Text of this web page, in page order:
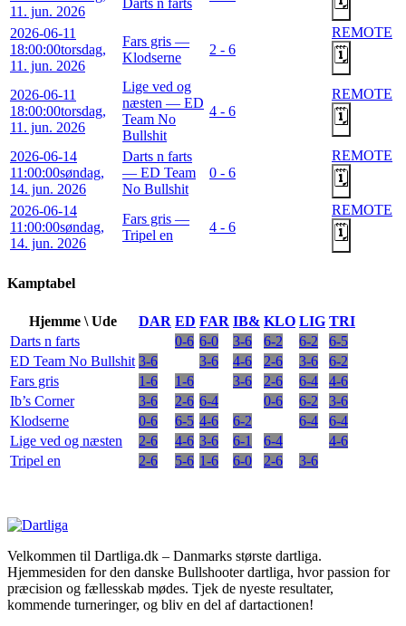
11. jun. 2026
Darts n farts
2026-06-11
18:00:00torsdag,
11. jun. 2026
Fars gris —
Klodserne
2 - 6
REMOTE
🗓️
2026-06-11
18:00:00torsdag,
11. jun. 2026
Lige ved og
næsten — ED
Team No
Bullshit
4 - 6
REMOTE
🗓️
2026-06-14
11:00:00søndag,
14. jun. 2026
Darts n farts
— ED Team
No Bullshit
0 - 6
REMOTE
🗓️
2026-06-14
11:00:00søndag,
14. jun. 2026
Fars gris —
Tripel en
4 - 6
REMOTE
🗓️
Kamptabel
Hjemme \ Ude DAR ED FAR IB& KLO LIG TRI
Darts n farts
0-6 6-0 3-6 6-2 6-2
6-5
ED Team No Bullshit 3-6 3-6 4-6 2-6 3-6
6-2
Fars gris
1-6 1-6 3-6 2-6 6-4
4-6
Ib’s Corner
3-6 2-6 6-4 0-6 6-2
3-6
Klodserne
0-6 6-5 4-6 6-2 6-4
6-4
Lige ved og næsten
2-6 4-6 3-6 6-1 6-4
4-6
Tripel en
2-6 5-6 1-6 6-0 2-6 3-6
Velkommen til Dartliga.dk – Danmarks største dartliga.
Hjemmesiden for den danske Bullshooter dartliga, hvor passion for
præcision og fællesskab mødes. Tjek de nyeste resultater,
kommende turneringer, og bliv en del af dartactionen!